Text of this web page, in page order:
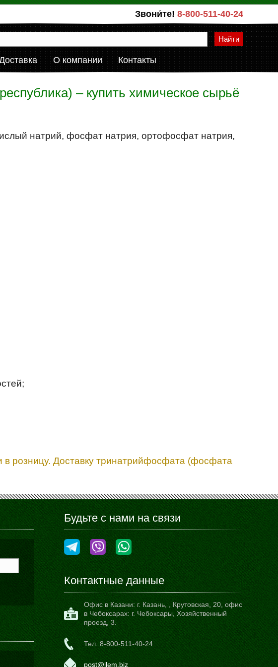
Звони́те! 8-800-511-40-24
Найти
О компании Контакты
– купить химическое сырьё
натрий, фосфат натрия, ортофосфат натрия,
розницу. Доставку тринатрийфосфата (фосфата
Будьте с нами на связи
Контактные данные
Офис в Казани: г. Казань,,Крутовская, 20, офис
в Чебоксарах: г. Чебоксары, Хозяйственный
проезд, 3.
Тел.8-800-511-40-24
post@ilem.biz